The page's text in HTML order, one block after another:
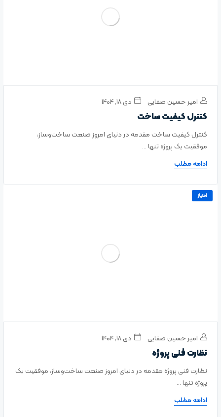
امیر حسین صفایی دی ۱۸, ۱۴۰۴
کنترل کیفیت ساخت
کنترل کیفیت ساخت مقدمه در دنیای امروز صنعت ساخت‌وساز،
موفقیت یک پروژه تنها ...
ادامه مطلب
امتیاز
امیر حسین صفایی دی ۱۸, ۱۴۰۴
نظارت فنی پروژه
نظارت فنی پروژه مقدمه در دنیای امروز صنعت ساخت‌وساز، موفقیت یک
پروژه تنها ...
ادامه مطلب